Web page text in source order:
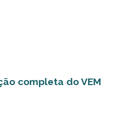
completa do VEM